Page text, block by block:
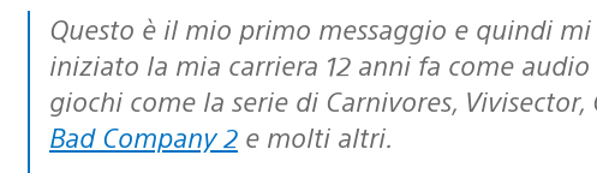
Questo è il mio primo messaggio e quindi mi piacerebbe presentarmi. Ho
iniziato la mia carriera 12 anni fa come
giochi come la serie di Carnivores, Vivisector,
Bad Company 2 e molti altri.